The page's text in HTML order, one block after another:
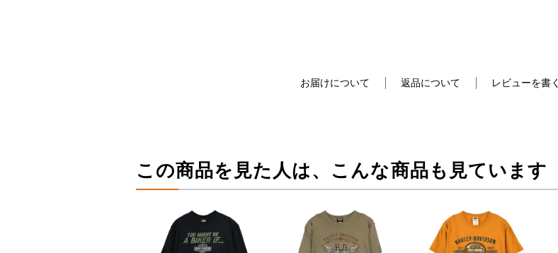
お届けについて 返品について レビューを書く
この商品を見た人は、こんな商品も見ています